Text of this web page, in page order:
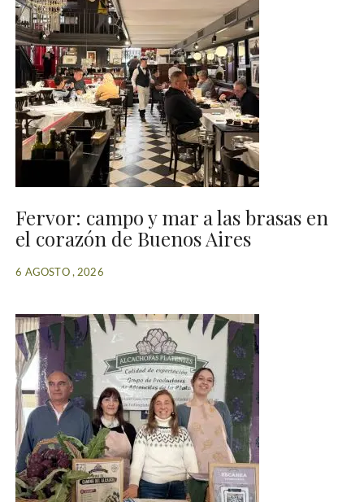
Fervor: campo y mar a las brasas en
el corazón de Buenos Aires
6 AGOSTO , 2026